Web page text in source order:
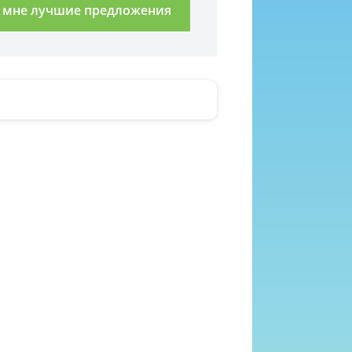
мне лучшие предложения